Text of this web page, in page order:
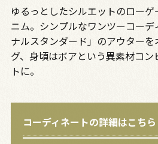
ゆるっとしたシルエットのロー
ニム。シンプルなワンツーコーデ
ナルスタンダード」のアウター
グ、身頃はボアという異素材コ
トに。
コーディネートの詳細はこちら